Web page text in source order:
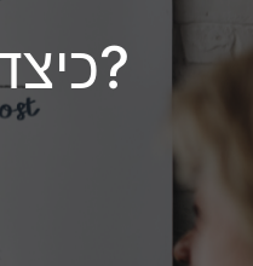
כיצד להציב מטרות אפקטיביות?